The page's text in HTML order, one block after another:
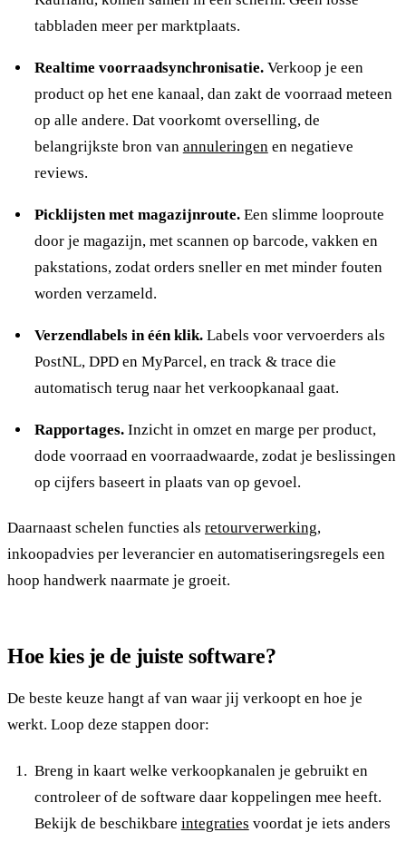
tabbladen meer per marktplaats.
Realtime voorraadsynchronisatie.Verkoop je een
product op het ene kanaal, dan zakt de voorraad meteen
op alle andere. Dat voorkomt overselling, de
belangrijkste bron van annuleringenen negatieve
reviews.
Picklijsten met magazijnroute.Een slimme looproute
door je magazijn, met scannen op barcode, vakken en
pakstations, zodat orders sneller en met minder fouten
worden verzameld.
Verzendlabels in één klik.Labels voor vervoerders als
PostNL, DPD en MyParcel, en track & trace die
automatisch terug naar het verkoopkanaal gaat.
Rapportages.Inzicht in omzet en marge per product,
dode voorraad en voorraadwaarde, zodat je beslissingen
op cijfers baseert in plaats van op gevoel.
Daarnaast schelen functies als retourverwerking,
inkoopadvies per leverancier en automatiseringsregels een
hoop handwerk naarmate je groeit.
Hoe kies je de juiste software?
De beste keuze hangt af van waar jij verkoopt en hoe je
werkt. Loop deze stappen door:
Breng in kaart welke verkoopkanalen je gebruikt en
controleer of de software daar koppelingen mee heeft.
Bekijk de beschikbare integraties voordat je iets anders